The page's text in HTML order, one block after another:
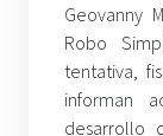
Geovanny
Robo
tentativa,
informan
desarrollo